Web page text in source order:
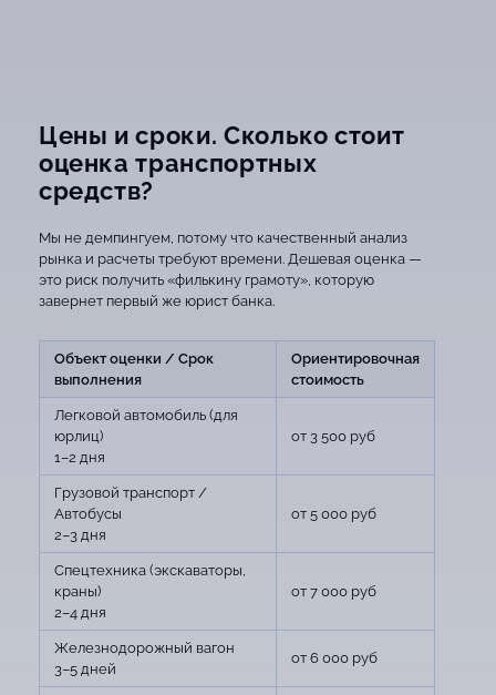
Цены и сроки. Сколько стоит
оценка транспортных
средств?
Мы не демпингуем, потому что качественный анализ
рынка и расчеты требуют времени. Дешевая оценка —
это риск получить «филькину грамоту», которую
завернет первый же юрист банка.
Объект оценки / Срок
выполнения
Ориентировочная
стоимость
Легковой автомобиль (для
юрлиц)
1–2 дня
от 3 500 руб
Грузовой транспорт /
Автобусы
2–3 дня
от 5 000 руб
Спецтехника (экскаваторы,
краны)
2–4 дня
от 7 000 руб
Железнодорожный вагон
3–5 дней
от 6 000 руб